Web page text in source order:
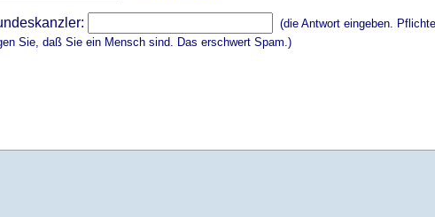
(die Antwort eingeben.
Sie, daß Sie ein Mensch sind. Das erschwert Spam.)